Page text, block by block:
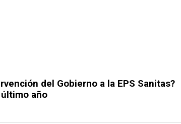
del Gobierno a la EPS Sanitas?
año